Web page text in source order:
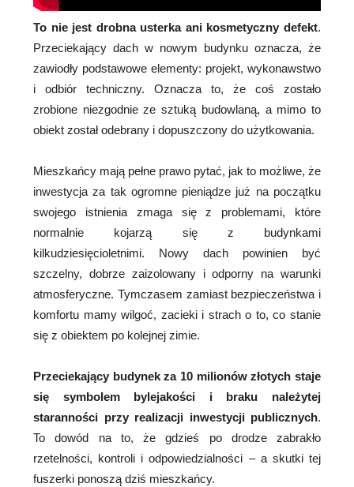
To nie jest drobna usterka ani kosmetyczny defekt.
Przeciekający dach w nowym budynku oznacza, że
zawiodły podstawowe elementy: projekt, wykonawstwo
i odbiór techniczny. Oznacza to, że coś zostało
zrobione niezgodnie ze sztuką budowlaną, a mimo to
obiekt został odebrany i dopuszczony do użytkowania.
Mieszkańcy mają pełne prawo pytać, jak to możliwe, że
inwestycja za tak ogromne pieniądze już na początku
swojego istnienia zmaga się z problemami, które
normalnie kojarzą się z budynkami
kilkudziesięcioletnimi. Nowy dach powinien być
szczelny, dobrze zaizolowany i odporny na warunki
atmosferyczne. Tymczasem zamiast bezpieczeństwa i
komfortu mamy wilgoć, zacieki i strach o to, co stanie
się z obiektem po kolejnej zimie.
Przeciekający budynek za 10 milionów złotych staje
się symbolem bylejakości i braku należytej
staranności przy realizacji inwestycji publicznych.
To dowód na to, że gdzieś po drodze zabrakło
rzetelności, kontroli i odpowiedzialności – a skutki tej
fuszerki ponoszą dziś mieszkańcy.